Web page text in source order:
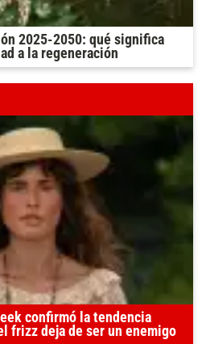
2025-2050: qué significa
a la regeneración
confirmó la tendencia
frizz deja de ser un enemigo